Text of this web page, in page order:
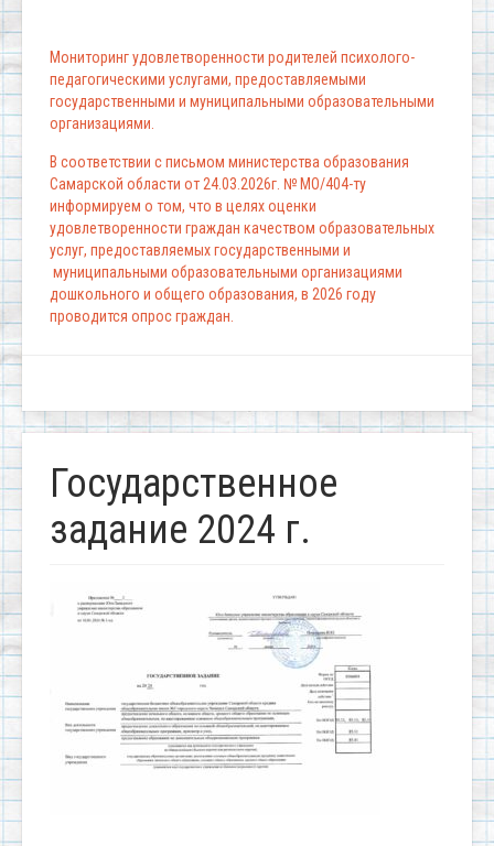
Мониторинг удовлетворенности родителей психолого-
педагогическими услугами, предоставляемыми
государственными и муниципальными образовательными
организациями.
В соответствии с письмом министерства образования
Самарской области от 24.03.2026г. № МО/404-ту
информируем о том, что в целях оценки
удовлетворенности граждан качеством образовательных
услуг, предоставляемых государственными и
муниципальными образовательными организациями
дошкольного и общего образования, в 2026 году
проводится опрос граждан.
Государственное
задание 2024 г.